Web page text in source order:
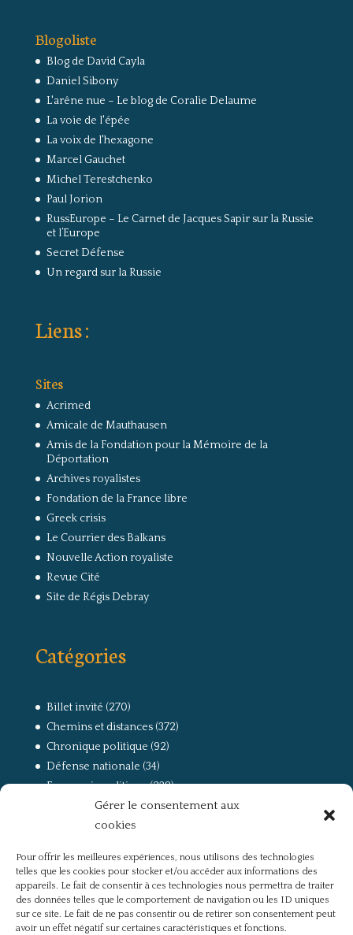
Gérer le consentement aux
cookies
Pour offrir les meilleures expériences, nous utilisons des technologies
telles que les cookies pour stocker et/ou accéder aux informations des
appareils. Le fait de consentir à ces technologies nous permettra de traiter
des données telles que le comportement de navigation ou les ID uniques
sur ce site. Le fait de ne pas consentir ou de retirer son consentement peut
avoir un effet négatif sur certaines caractéristiques et fonctions.
Blogoliste
Blog de David Cayla
Daniel Sibony
L'arêne nue – Le blog de Coralie Delaume
La voie de l'épée
La voix de l'hexagone
Marcel Gauchet
Michel Terestchenko
Paul Jorion
RussEurope – Le Carnet de Jacques Sapir sur la Russie
et l’Europe
Secret Défense
Un regard sur la Russie
Liens :
Sites
Acrimed
Amicale de Mauthausen
Amis de la Fondation pour la Mémoire de la
Déportation
Archives royalistes
Fondation de la France libre
Greek crisis
Le Courrier des Balkans
Nouvelle Action royaliste
Revue Cité
Site de Régis Debray
Catégories
Billet invité (270)
Chemins et distances(372)
Chronique politique (92)
Défense nationale (34)
Economie politique(238)
(168)
La guerre, la Résistance et la Déportation
Non classé(42)
Partis politiques, intelligentsia, médias(750)
Présentation(4)
Références(57)